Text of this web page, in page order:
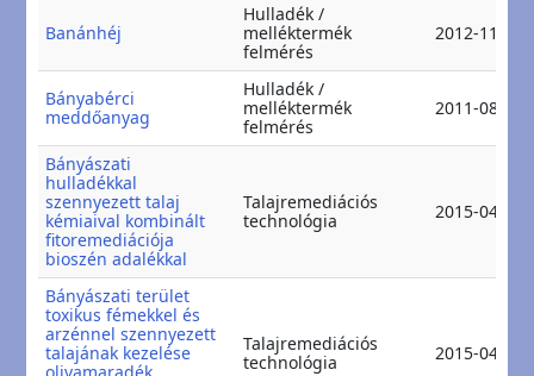
Banánhéj
Hulladék /
melléktermék
felmérés
2012-11-17
Bányabérci
meddőanyag
Hulladék /
melléktermék
felmérés
2011-08-12
Bányászati
hulladékkal
szennyezett talaj
kémiaival kombinált
fitoremediációja
bioszén adalékkal
Talajremediációs
technológia
2015-04-09
Bányászati terület
toxikus fémekkel és
arzénnel szennyezett
talajának kezelése
Talajremediációs
technológia
2015-04-09